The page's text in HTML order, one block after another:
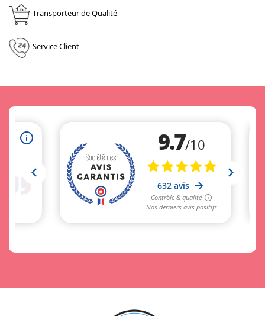
Transporteur de Qualité
Service Client